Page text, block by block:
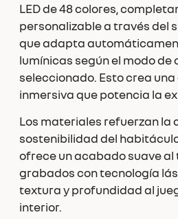
LED de 48 colores,
personalizable a través del
que adapta
lumínicas según el modo de
seleccionado. Esto crea
inmersiva que potencia la
Los materiales refuerzan la
sostenibilidad del
ofrece un acabado suave
grabados con tecnología
textura y profundidad al
interior.